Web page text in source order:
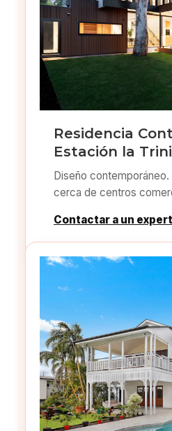
Residencia
Estación la
Diseño
cerca de centros
Contactar a un